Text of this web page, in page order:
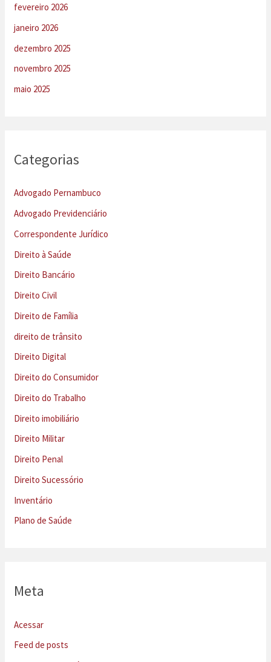
fevereiro 2026
janeiro 2026
dezembro 2025
novembro 2025
maio 2025
Categorias
Advogado Pernambuco
Advogado Previdenciário
Correspondente Jurídico
Direito à Saúde
Direito Bancário
Direito Civil
Direito de Família
direito de trânsito
Direito Digital
Direito do Consumidor
Direito do Trabalho
Direito imobiliário
Direito Militar
Direito Penal
Direito Sucessório
Inventário
Plano de Saúde
Meta
Acessar
Feed de posts